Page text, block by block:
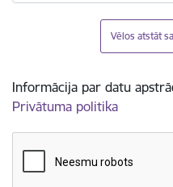
Vēlos atstāt
Informācija par datu
Privātuma politika